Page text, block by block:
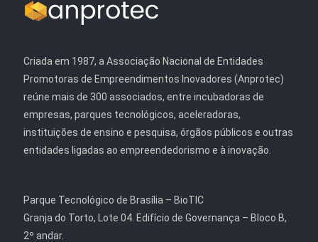
Criada em 1987, a Associação Nacional de Entidades
Promotoras de Empreendimentos Inovadores (Anprotec)
reúne mais de 300 associados, entre incubadoras de
empresas, parques tecnológicos, aceleradoras,
instituições de ensino e pesquisa, órgãos públicos e outras
entidades ligadas ao empreendedorismo e à inovação.
Parque Tecnológico de Brasília – BioTIC
Granja do Torto, Lote 04. Edifício de Governança – Bloco B,
2º andar.